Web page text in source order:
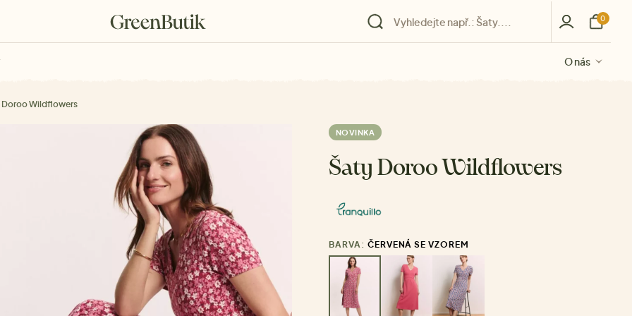
O nás
O nás
O nás
poukazy O nás
O nás
0
Doroo Wildflowers
NOVINKA
Šaty Doroo Wildflowers
BARVA: ČERVENÁ SE VZOREM